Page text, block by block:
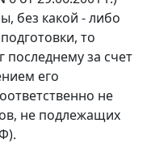
без какой - либо
то
последнему за счет
его
не
не подлежащих